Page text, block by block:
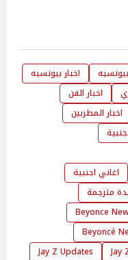
بيونسيه
اخبار بيونسيه
اخبار الفن
اخبار المطربين
اغاني اجنبية
مترجمة
Beyonce
Beyoncé
Jay
Jay Z Updates